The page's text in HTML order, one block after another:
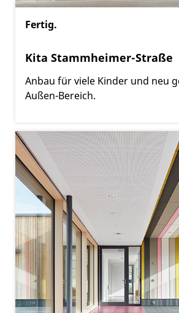
Fertig.
Kita Stammheimer-Straße
Anbau für viele Kinder und neu
Außen-Bereich.